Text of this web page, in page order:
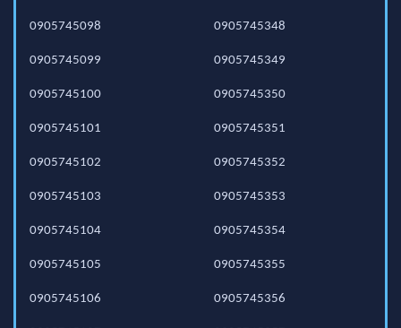
0905745098
0905745099
0905745100
0905745101
0905745102
0905745103
0905745104
0905745105
0905745106
0905745348
0905745349
0905745350
0905745351
0905745352
0905745353
0905745354
0905745355
0905745356